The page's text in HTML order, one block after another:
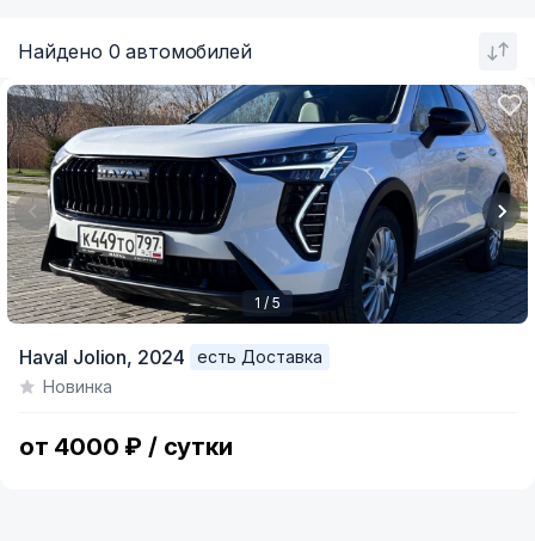
Найдено 0 автомобилей
of
1 / 5
Haval Jolion, 2024
есть Доставка
Новинка
от 4000 ₽ / сутки